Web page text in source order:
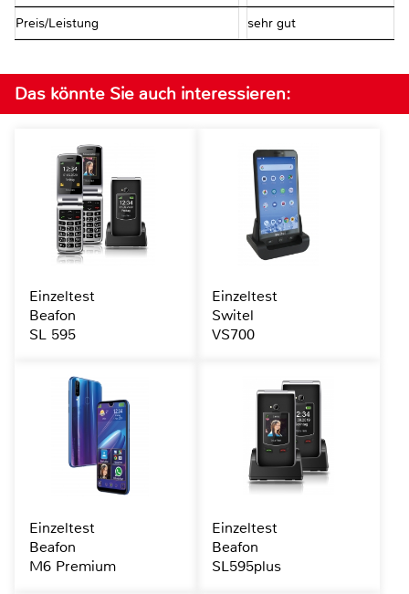
Preis/Leistung sehr gut
Das könnte Sie auch interessieren:
Einzeltest
Beafon
SL 595
Einzeltest
Switel
VS700
Einzeltest
Beafon
M6 Premium
Einzeltest
Beafon
SL595plus